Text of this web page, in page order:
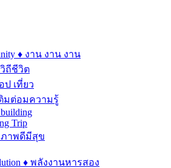
♦ งาน งาน งาน
วิถีชีวิต
ป เที่ยว
ติมต่อมความรู้
Trip
ภาพดีมีสุข
♦ พลังงานหารสอง